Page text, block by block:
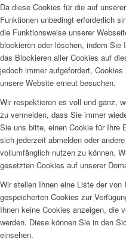
Da diese Cookies für die auf
Funktionen unbedingt erforderlich
die Funktionsweise unserer
blockieren oder löschen, indem Sie
das Blockieren aller Cookies auf
jedoch immer aufgefordert,
unsere Website erneut besuchen.
Wir respektieren es voll und ganz,
zu vermeiden, dass Sie immer
Sie uns bitte, einen Cookie für Ihre
sich jederzeit abmelden oder
vollumfänglich nutzen zu können.
gesetzten Cookies auf unserer
Wir stellen Ihnen eine Liste der von
gespeicherten Cookies zur
Ihnen keine Cookies anzeigen, die
werden. Diese können Sie in den
einsehen.